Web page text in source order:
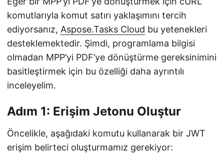
komutlarıyla komut satırı yaklaşımını tercih
ediyorsanız, Aspose.Tasks Cloud bu yetenekleri
desteklemektedir. Şimdi, programlama bilgisi
olmadan MPP’yi PDF’ye dönüştürme gereksinimini
basitleştirmek için bu özelliği daha ayrıntılı
inceleyelim.
Adım 1: Erişim Jetonu Oluştur
Öncelikle, aşağıdaki komutu kullanarak bir JWT
erişim belirteci oluşturmamız gerekiyor: